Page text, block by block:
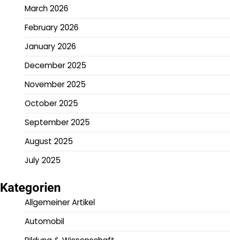
March 2026
February 2026
January 2026
December 2025
November 2025
October 2025
September 2025
August 2025
July 2025
Kategorien
Allgemeiner Artikel
Automobil